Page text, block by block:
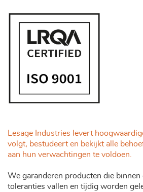
Lesage Industries levert
volgt, bestudeert en bekijkt alle
aan hun verwachtingen te voldoen.
We garanderen producten die binnen
toleranties vallen en tijdig worden